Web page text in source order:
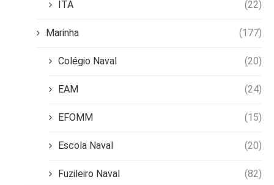
ITA (22)
Marinha (177)
Colégio Naval (20)
EAM (24)
EFOMM (15)
Escola Naval (20)
Fuzileiro Naval (82)